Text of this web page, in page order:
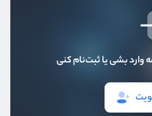
وارد بشی یا ثبت‌نام کنی